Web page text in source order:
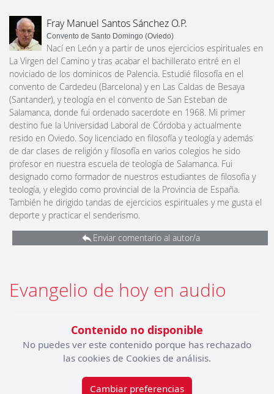
Fray Manuel Santos Sánchez O.P.
Convento de Santo Domingo (Oviedo)
Nací en León y a partir de unos ejercicios espirituales en
La Virgen del Camino y tras acabar el bachillerato entré en el
noviciado de los dominicos de Palencia. Estudié filosofía en el
convento de Cardedeu (Barcelona) y en Las Caldas de Besaya
(Santander), y teología en el convento de San Esteban de
Salamanca, donde fui ordenado sacerdote en 1968. Mi primer
destino fue la Universidad Laboral de Córdoba y actualmente
resido en Oviedo. Soy licenciado en filosofía y teología y además
de dar clases de religión y filosofía en varios colegios he sido
profesor en nuestra escuela de teología de Salamanca. Fui
designado como formador de nuestros estudiantes de filosofía y
teología, y elegido como provincial de la Provincia de España.
También he dirigido tandas de ejercicios espirituales y me gusta el
deporte y practicar el senderismo.
Enviar comentario al autor/a
Evangelio de hoy en audio
Contenido no disponible
No puedes ver este contenido porque has rechazado
las cookies de Cookies de análisis.
Cambiar preferencias